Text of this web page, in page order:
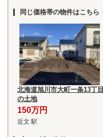
同じ価格帯の物件はこちら
北海道旭川市大町一条13丁目
の土地
150万円
近文 駅